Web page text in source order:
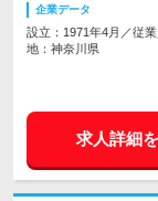
企業データ
設立：1971年4月／従
地：神奈川県
求人詳細